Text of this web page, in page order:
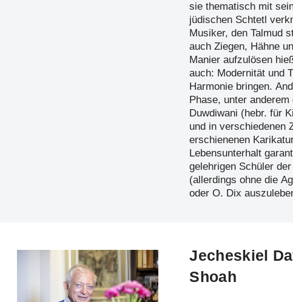
sie thematisch mit
jüdischen Schtetl
Musiker, den Talmud
auch Ziegen, Hähne
Manier aufzulösen
auch: Modernität und
Harmonie bringen.
Phase, unter
Duwdiwani (hebr. für
und in verschiedenen
erschienenen
Lebensunterhalt
gelehrigen Schüler
(allerdings ohne die
oder O. Dix
Jecheskiel
Shoah